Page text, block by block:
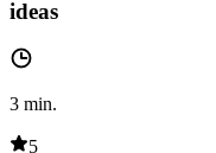
ideas
3 min.
5